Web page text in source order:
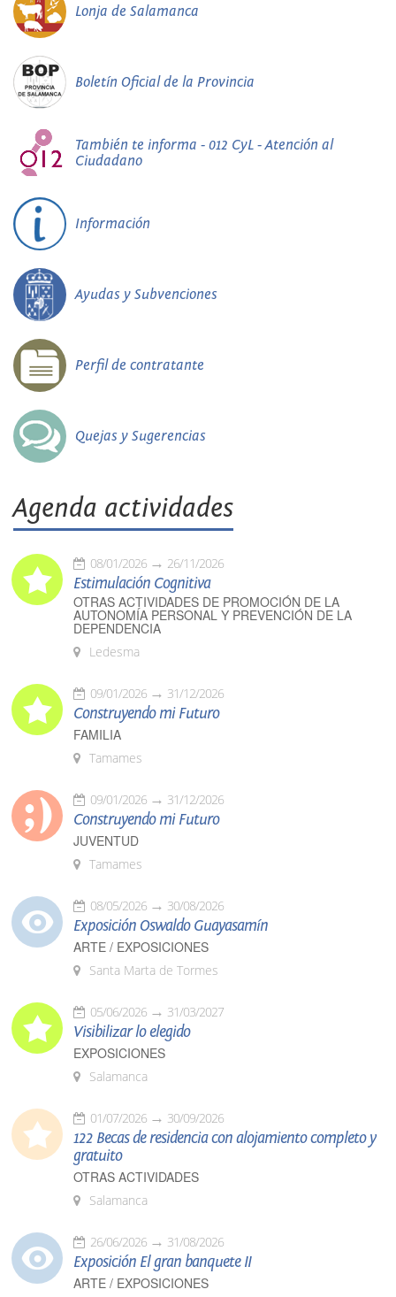
Lonja de Salamanca
Boletín Oficial de la Provincia
También te informa - 012 CyL - Atención al
Ciudadano
Información
Ayudas y Subvenciones
Perfil de contratante
Quejas y Sugerencias
Agenda actividades
08/01/2026 26/11/2026
Estimulación Cognitiva
OTRAS ACTIVIDADES DE PROMOCIÓN DE LA
AUTONOMÍA PERSONAL Y PREVENCIÓN DE LA
DEPENDENCIA
Ledesma
09/01/2026 31/12/2026
Construyendo mi Futuro
FAMILIA
Tamames
09/01/2026 31/12/2026
Construyendo mi Futuro
JUVENTUD
Tamames
08/05/2026 30/08/2026
Exposición Oswaldo Guayasamín
ARTE / EXPOSICIONES
Santa Marta de Tormes
05/06/2026 31/03/2027
Visibilizar lo elegido
EXPOSICIONES
Salamanca
01/07/2026 30/09/2026
122 Becas de residencia con alojamiento completo y
gratuito
OTRAS ACTIVIDADES
Salamanca
26/06/2026 31/08/2026
Exposición El gran banquete II
ARTE / EXPOSICIONES